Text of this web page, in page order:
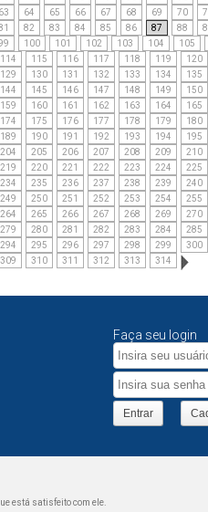
63 64 65 66 67 68 69 70
82 83 84 85 86 87 88
100 101 102 103 104 105
114 115 116 117 118 119 120
129 130 131 132 133 134 135
144 145 146 147 148 149 150
159 160 161 162 163 164 165
174 175 176 177 178 179 180
189 190 191 192 193 194 195
204 205 206 207 208 209 210
219 220 221 222 223 224 225
234 235 236 237 238 239 240
249 250 251 252 253 254 255
264 265 266 267 268 269 270
279 280 281 282 283 284 285
294 295 296 297 298 299 300
309 310 311 312 313 314
Faça seu login
Entrar
está satisfeito com ele.